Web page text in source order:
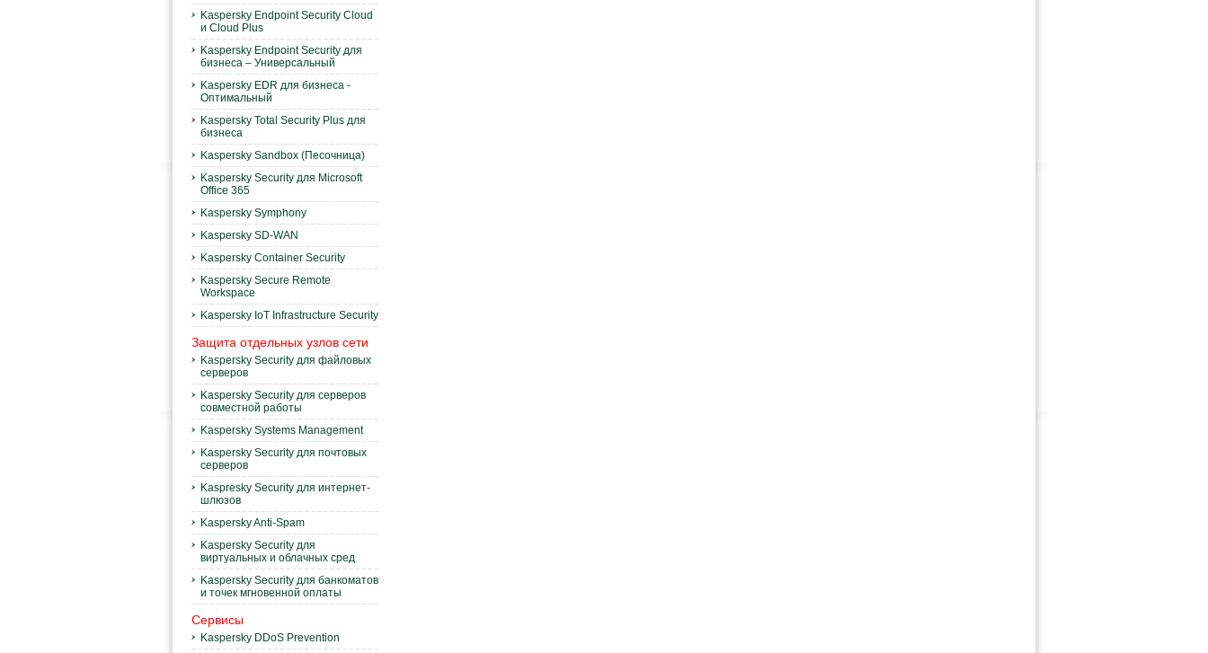
Kaspersky Endpoint Security Cloud
и Cloud Plus
Kaspersky Endpoint Security для
бизнеса – Универсальный
Kaspersky EDR для бизнеса -
Оптимальный
Kaspersky Total Security Plus для
бизнеса
Kaspersky Sandbox (Песочница)
Kaspersky Security для Microsoft
Office 365
Kaspersky Symphony
Kaspersky SD-WAN
Kaspersky Container Security
Kaspersky Secure Remote
Workspace
Kaspersky IoT Infrastructure Security
Защита отдельных узлов сети
Kaspersky Security для файловых
серверов
Kaspersky Security для серверов
совместной работы
Kaspersky Systems Management
Kaspersky Security для почтовых
серверов
Kaspresky Security для интернет-
шлюзов
Kaspersky Anti-Spam
Kaspersky Security для
виртуальных и облачных сред
Kaspersky Security для банкоматов
и точек мгновенной оплаты
Сервисы
Kaspersky DDoS Prevention